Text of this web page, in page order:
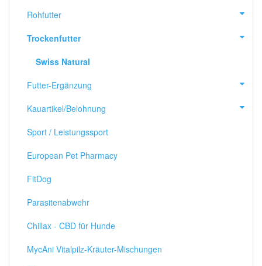
Rohfutter
Trockenfutter
Swiss Natural
Futter-Ergänzung
Kauartikel/Belohnung
Sport / Leistungssport
European Pet Pharmacy
FitDog
Parasitenabwehr
Chillax - CBD für Hunde
MycAni Vitalpilz-Kräuter-Mischungen